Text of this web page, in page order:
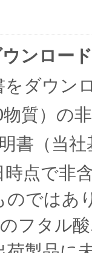
ンロード
をダウン
質）の
書（当社
点で非
のでは
フタル